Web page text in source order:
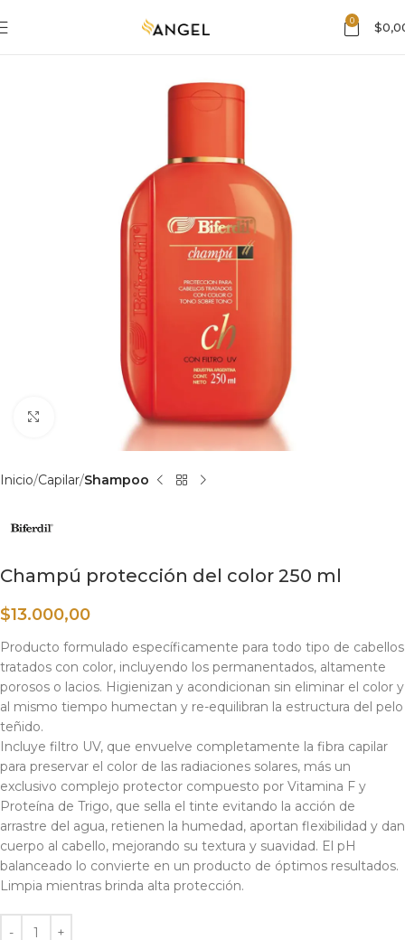
0 $
Haga clic para ampliar
Inicio Capilar Shampoo
Champú protección del color 250 ml
$13.000,00
Producto formulado específicamente para todo tipo de cabellos
tratados con color, incluyendo los permanentados, altamente
porosos o lacios. Higienizan y acondicionan sin eliminar el color y
al mismo tiempo humectan y re-equilibran la estructura del pelo
teñido.
Incluye filtro UV, que envuelve completamente la fibra capilar
para preservar el color de las radiaciones solares, más un
exclusivo complejo protector compuesto por Vitamina F y
Proteína de Trigo, que sella el tinte evitando la acción de
arrastre del agua, retienen la humedad, aportan flexibilidad y dan
cuerpo al cabello, mejorando su textura y suavidad. El pH
balanceado lo convierte en un producto de óptimos resultados.
Limpia mientras brinda alta protección.